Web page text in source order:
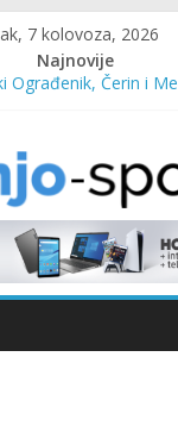
7 kolovoza, 2026
Najnovije
Ograđenik, Čerin i
na ATP ljestvici
MZ općine Čitluk
Buhač, ministar
čestitali
“Izlazi vani”